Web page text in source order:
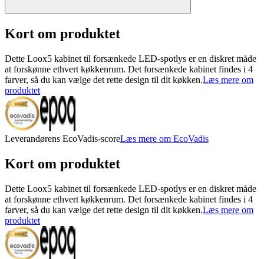
Kort om produktet
Dette Loox5 kabinet til forsænkede LED-spotlys er en diskret måde
at forskønne ethvert køkkenrum. Det forsænkede kabinet findes i 4
farver, så du kan vælge det rette design til dit køkken.Læs mere om
produktet
Leverandørens EcoVadis-scoreLæs mere om EcoVadis
Kort om produktet
Dette Loox5 kabinet til forsænkede LED-spotlys er en diskret måde
at forskønne ethvert køkkenrum. Det forsænkede kabinet findes i 4
farver, så du kan vælge det rette design til dit køkken.Læs mere om
produktet